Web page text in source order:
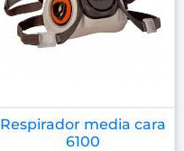
Respirador media cara
6100